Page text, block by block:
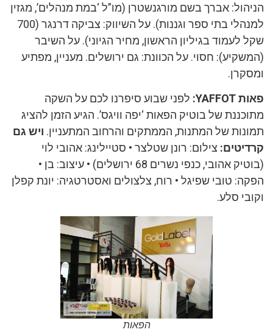
הניהול: אברך בשם מורגנשטרן (מו”ל ‘במת מנהלים’, מגזין
למנהלי בתי ספר וגננות). על השיווק: צביקה דרנגר (700
שקל לעמוד בגיליון הראשון, מחיר הגיוני). על השיבר
(המשקיע): חסוי. על הכוונת: גם ירושלים. מעניין, מפתיע
ומסקרן.
פאות YAFFOT:
לפני שבוע סיפרנו לכם על השקה
מתוכננת של בוטיק הפאות ‘יפה וויגס’. הגיע הזמן להציג
תמונות של המתנות, הממתקים והרחוב המתעניין. ויש גם
קרדיטים: צילום: רונן שטלצר • סטיילינג: אהובי לוי
(בוטיק אהובי, כנפי נשרים 68 ירושלים) • עיצוב: בן •
הפקה: טובי שפיגל • רוח, צלצולים ואסטרטגיה: יונת קפלן
וקובי סלע.
הפאות